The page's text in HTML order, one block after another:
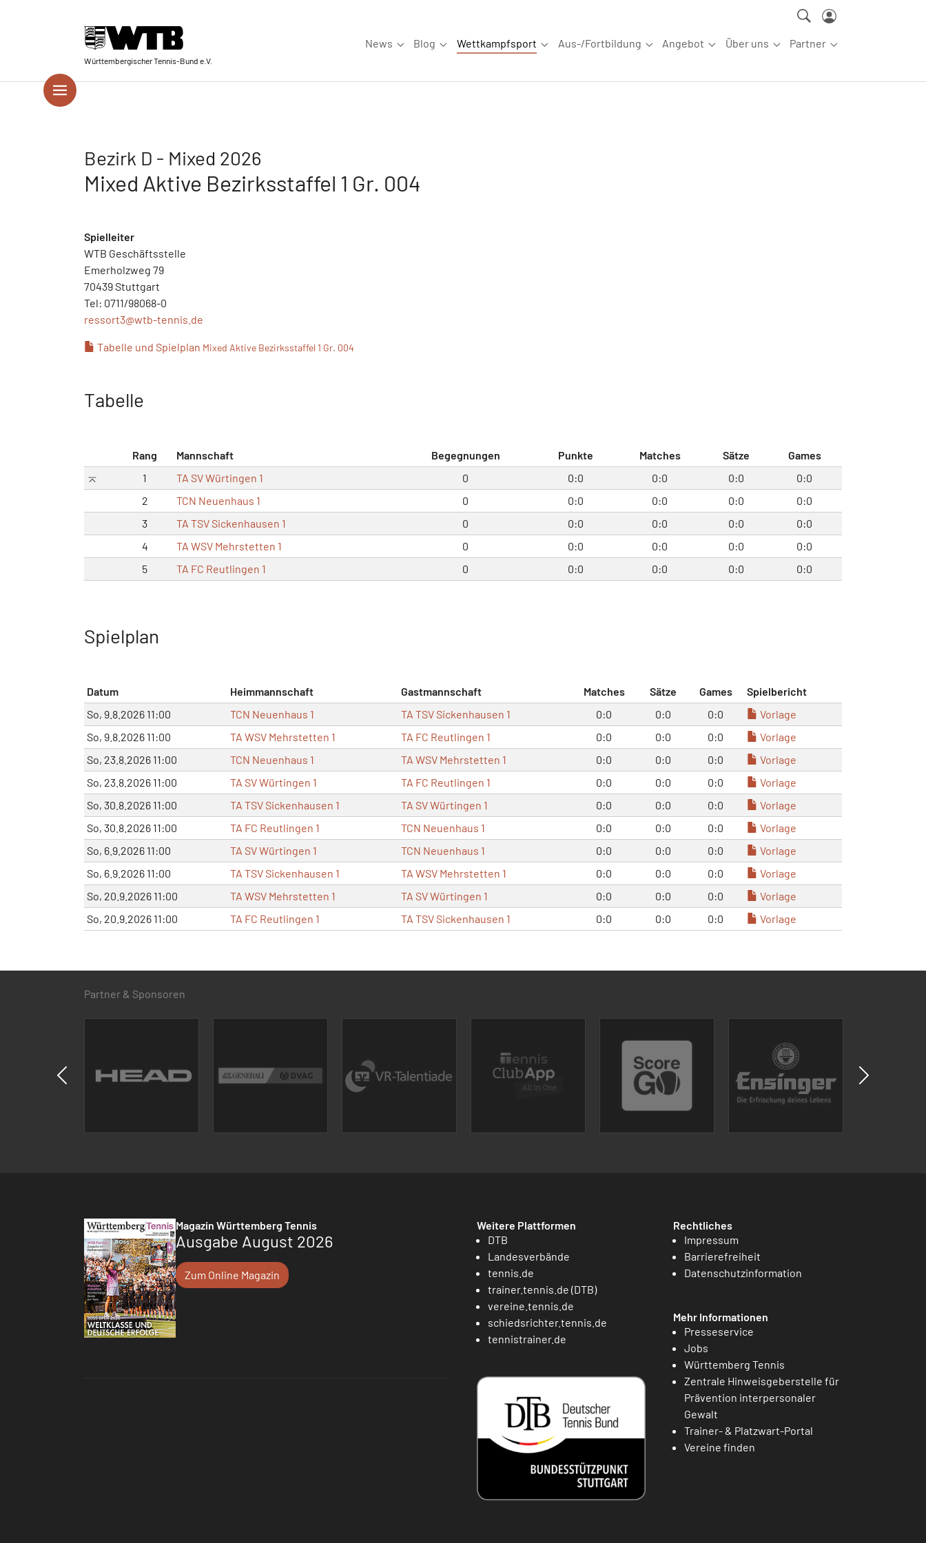
Württembergischer Tennis-Bund e.V.
News
Submenu for "News"
Blog
Submenu for "Blog"
Wettkampfsport
Submenu for "Wettkampfsport"
Aus-/Fortbildung
Submenu for "Aus-/Fortbildung"
Angebot
Submenu for "Angebot"
Über uns
Submenu for "Über uns"
Partner
Submenu for
Bezirk D - Mixed 2026
Mixed Aktive Bezirksstaffel 1 Gr. 004
Spielleiter
WTB Geschäftsstelle
Emerholzweg 79
70439 Stuttgart
Tel: 0711/98068-0
ressort3@wtb-tennis.de
Tabelle und Spielplan Mixed Aktive Bezirksstaffel 1 Gr. 004
Tabelle
Rang Mannschaft Begegnungen Punkte Matches Sätze
Games
1
TA SV Würtingen 1 0 0:0 0:0 0:0
0:0
2
TCN Neuenhaus 1 0 0:0 0:0 0:0
0:0
3
TA TSV Sickenhausen 1 0 0:0 0:0 0:0
0:0
4
TA WSV Mehrstetten 1 0 0:0 0:0 0:0
0:0
5
TA FC Reutlingen 1 0 0:0 0:0 0:0 0:0
Spielplan
Datum Heimmannschaft Gastmannschaft Matches Sätze Games
Spielbericht
So, 9.8.2026 11:00
TCN Neuenhaus 1 TA TSV Sickenhausen 1 0:0 0:0 0:0
Vorlage
So, 9.8.2026 11:00
TA WSV Mehrstetten 1 TA FC Reutlingen 1 0:0 0:0 0:0
Vorlage
So, 23.8.2026 11:00
TCN Neuenhaus 1 TA WSV Mehrstetten 1 0:0 0:0 0:0
Vorlage
So, 23.8.2026 11:00
TA SV Würtingen 1 TA FC Reutlingen 1 0:0 0:0 0:0
Vorlage
So, 30.8.2026 11:00
TA TSV Sickenhausen 1 TA SV Würtingen 1 0:0 0:0 0:0
Vorlage
So, 30.8.2026 11:00
TA FC Reutlingen 1 TCN Neuenhaus 1 0:0 0:0 0:0
Vorlage
So, 6.9.2026 11:00
TA SV Würtingen 1 TCN Neuenhaus 1 0:0 0:0 0:0
Vorlage
So, 6.9.2026 11:00
TA TSV Sickenhausen 1 TA WSV Mehrstetten 1 0:0 0:0 0:0
Vorlage
So, 20.9.2026 11:00
TA WSV Mehrstetten 1 TA SV Würtingen 1 0:0 0:0 0:0
Vorlage
So, 20.9.2026 11:00
TA FC Reutlingen 1 TA TSV Sickenhausen 1 0:0 0:0 0:0 Vorlage
Partner & Sponsoren
Magazin Württemberg Tennis
Ausgabe August 2026
Zum Online Magazin
Weitere Plattformen
DTB
Landesverbände
tennis.de
trainer.tennis.de (DTB)
vereine.tennis.de
schiedsrichter.tennis.de
tennistrainer.de
Rechtliches
Impressum
Barrierefreiheit
Datenschutzinformation
Mehr Informationen
Presseservice
Jobs
Württemberg Tennis
Zentrale Hinweisgeberstelle für
Prävention interpersonaler
Gewalt
Trainer- & Platzwart-Portal
Vereine finden